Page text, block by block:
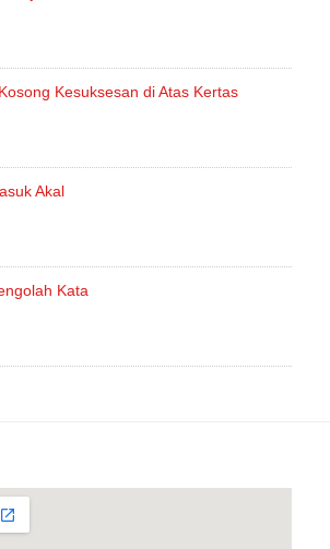
Kesuksesan di Atas Kertas
Akal
Kata